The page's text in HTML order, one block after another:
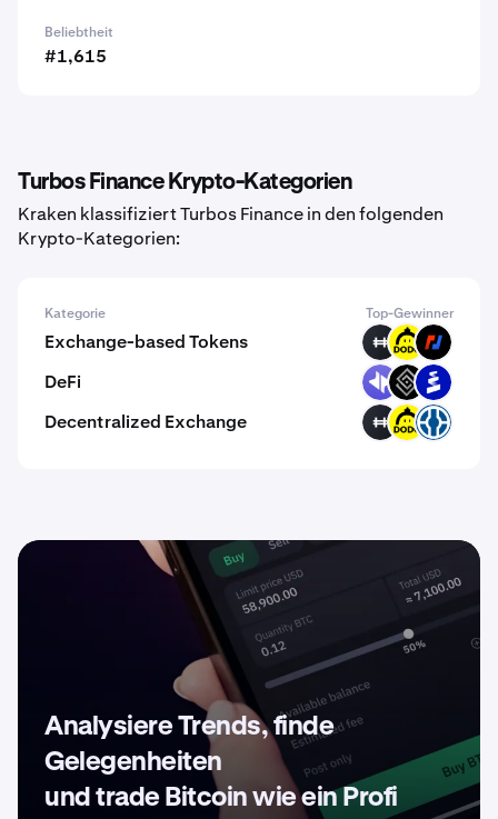
Beliebtheit
#1,615
Turbos Finance Krypto-Kategorien
Kraken klassifiziert Turbos Finance in den folgenden
Krypto-Kategorien:
Kategorie Top-Gewinner
Exchange-based Tokens HFT DODO BMEX
DeFi DYP DECT PROS
Decentralized Exchange HFT DODO DIME
Analysiere Trends, finde
Gelegenheiten
und trade Bitcoin wie ein Profi